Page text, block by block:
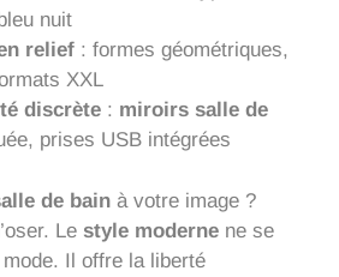
nuit
relief : formes géométriques,
XXL
discrète : miroirs salle de
prises USB intégrées
de bain à votre image ?
Le style moderne ne se
Il offre la liberté